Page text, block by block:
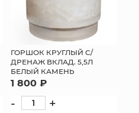
ГОРШОК КРУГЛЫЙ С/
ДРЕНАЖ ВКЛАД. 5,5Л
БЕЛЫЙ КАМЕНЬ
1 800 ₽
- +